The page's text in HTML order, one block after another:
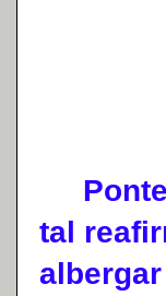
tal